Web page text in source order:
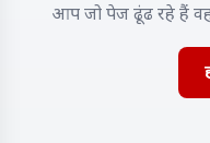
आप जो पेज ढूंढ रहे हैं वह